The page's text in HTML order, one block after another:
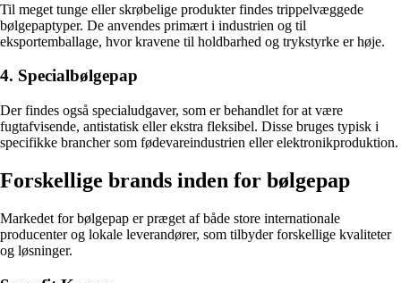
Til meget tunge eller skrøbelige produkter findes trippelvæggede
bølgepaptyper. De anvendes primært i industrien og til
eksportemballage, hvor kravene til holdbarhed og trykstyrke er høje.
4. Specialbølgepap
Der findes også specialudgaver, som er behandlet for at være
fugtafvisende, antistatisk eller ekstra fleksibel. Disse bruges typisk i
specifikke brancher som fødevareindustrien eller elektronikproduktion.
Forskellige brands inden for bølgepap
Markedet for bølgepap er præget af både store internationale
producenter og lokale leverandører, som tilbyder forskellige kvaliteter
og løsninger.